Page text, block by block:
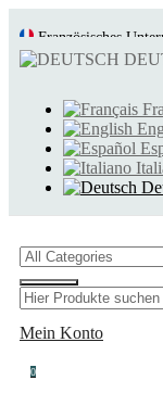
Französisches
Schnelle und
Mein Konto
0